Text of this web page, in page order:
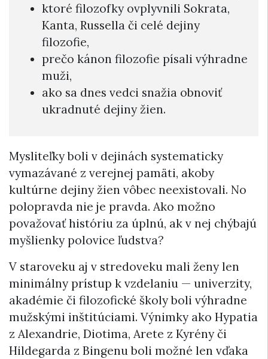
ktoré filozofky ovplyvnili Sokrata,
Kanta, Russella či celé dejiny
filozofie,
prečo kánon filozofie písali výhradne
muži,
ako sa dnes vedci snažia obnoviť
ukradnuté dejiny žien.
Mysliteľky boli v dejinách systematicky
vymazávané z verejnej pamäti, akoby
kultúrne dejiny žien vôbec neexistovali. No
polopravda nie je pravda. Ako možno
považovať históriu za úplnú, ak v nej chýbajú
myšlienky polovice ľudstva?
V staroveku aj v stredoveku mali ženy len
minimálny prístup k vzdelaniu — univerzity,
akadémie či filozofické školy boli výhradne
mužskými inštitúciami. Výnimky ako Hypatia
z Alexandrie, Diotima, Arete z Kyrény či
Hildegarda z Bingenu boli možné len vďaka